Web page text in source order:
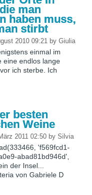
man
haben muss,
stirbt
2010 09:21 by Giulia
einmal im
eine endlos lange
ich sterbe. Ich
besten
Weine
2011 02:50 by Silvia
'f569fcd1-
abad81bd946d',
der Insel...
von Gabriele D